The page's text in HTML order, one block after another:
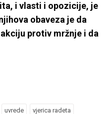
i vlasti i opozicije, je
obaveza je da
protiv mržnje i da
uvrede vjerica radeta